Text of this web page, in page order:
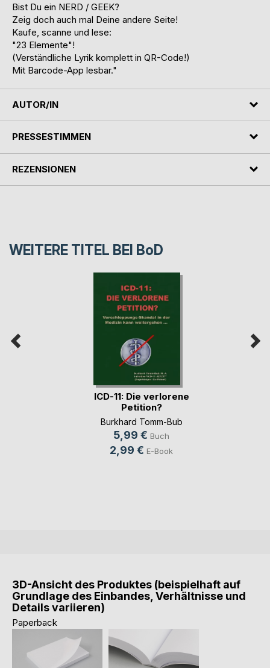
Bist Du ein NERD / GEEK?
Zeig doch auch mal Deine andere Seite!
Kaufe, scanne und lese:
"23 Elemente"!
(Verständliche Lyrik komplett in QR-Code!)
Mit Barcode-App lesbar."
AUTOR/IN
PRESSESTIMMEN
REZENSIONEN
WEITERE TITEL BEI BoD
ICD-11: Die verlorene
Petition?
Burkhard Tomm-Bub
5,99 € Buch
2,99 € E-Book
3D-Ansicht des Produktes (beispielhaft auf
Grundlage des Einbandes, Verhältnisse und
Details variieren)
Paperback